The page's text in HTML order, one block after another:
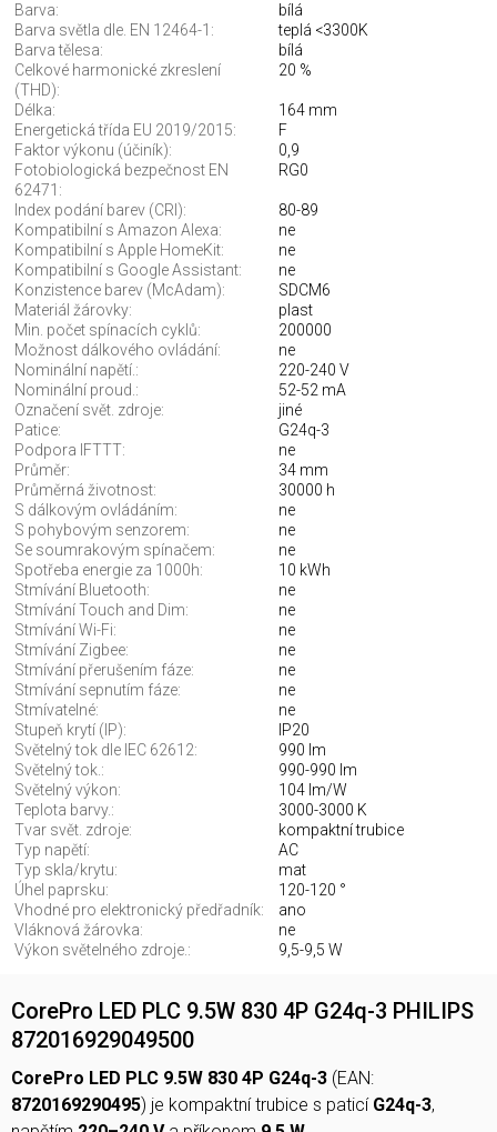
Barva:
bílá
Barva světla dle. EN 12464-1:
teplá <3300K
Barva tělesa:
bílá
Celkové harmonické zkreslení
(THD):
20 %
Délka:
164 mm
Energetická třída EU 2019/2015:
F
Faktor výkonu (účiník):
0,9
Fotobiologická bezpečnost EN
62471:
RG0
Index podání barev (CRI):
80-89
Kompatibilní s Amazon Alexa:
ne
Kompatibilní s Apple HomeKit:
ne
Kompatibilní s Google Assistant:
ne
Konzistence barev (McAdam):
SDCM6
Materiál žárovky:
plast
Min. počet spínacích cyklů:
200000
Možnost dálkového ovládání:
ne
Nominální napětí.:
220-240 V
Nominální proud.:
52-52 mA
Označení svět. zdroje:
jiné
Patice:
G24q-3
Podpora IFTTT:
ne
Průměr:
34 mm
Průměrná životnost:
30000 h
S dálkovým ovládáním:
ne
S pohybovým senzorem:
ne
Se soumrakovým spínačem:
ne
Spotřeba energie za 1000h:
10 kWh
Stmívání Bluetooth:
ne
Stmívání Touch and Dim:
ne
Stmívání Wi-Fi:
ne
Stmívání Zigbee:
ne
Stmívání přerušením fáze:
ne
Stmívání sepnutím fáze:
ne
Stmívatelné:
ne
Stupeň krytí (IP):
IP20
Světelný tok dle IEC 62612:
990 lm
Světelný tok.:
990-990 lm
Světelný výkon:
104 lm/W
Teplota barvy.:
3000-3000 K
Tvar svět. zdroje:
kompaktní trubice
Typ napětí:
AC
Typ skla/krytu:
mat
Úhel paprsku:
120-120 °
Vhodné pro elektronický předřadník:
ano
Vláknová žárovka:
ne
Výkon světelného zdroje.:
9,5-9,5 W
CorePro LED PLC 9.5W 830 4P G24q-3 PHILIPS
872016929049500
CorePro LED PLC 9.5W 830 4P G24q-3 (EAN:
8720169290495) je kompaktní trubice s paticí G24q-3,